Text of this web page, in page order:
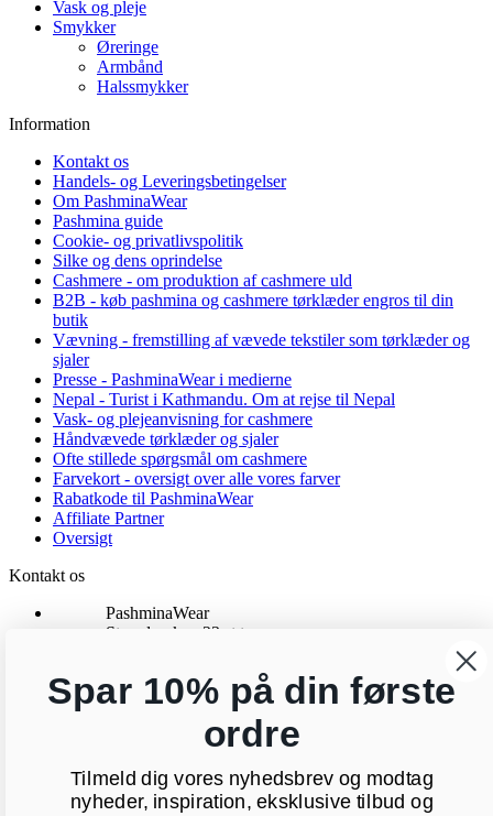
Vask og pleje
Smykker
Øreringe
Armbånd
Halssmykker
Information
Kontakt os
Handels- og Leveringsbetingelser
Om PashminaWear
Pashmina guide
Cookie- og privatlivspolitik
Silke og dens oprindelse
Cashmere - om produktion af cashmere uld
B2B - køb pashmina og cashmere tørklæder engros til din
butik
Vævning - fremstilling af vævede tekstiler som tørklæder og
sjaler
Presse - PashminaWear i medierne
Nepal - Turist i Kathmandu. Om at rejse til Nepal
Vask- og plejeanvisning for cashmere
Håndvævede tørklæder og sjaler
Ofte stillede spørgsmål om cashmere
Farvekort - oversigt over alle vores farver
Rabatkode til PashminaWear
Affiliate Partner
Oversigt
Kontakt os
PashminaWear
Strandparken 23 st tv
24 48 13 76
kundeservice@pashminawear.dk
Nyhedsbrev
Din e-mail
OK
Spar 10% på din første
ordre
Tilmeld dig vores nyhedsbrev og modtag
nyheder, inspiration, eksklusive tilbud og